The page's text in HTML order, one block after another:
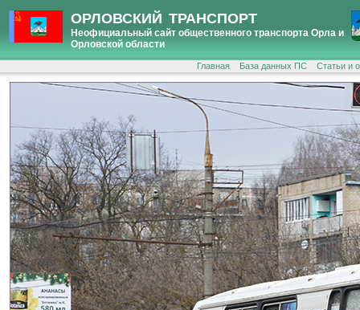
ОРЛОВСКИЙ ТРАНСПОРТ
Неофициальный сайт общественного транспорта Орла и
Орловской области
Главная База данных ПС Статьи и